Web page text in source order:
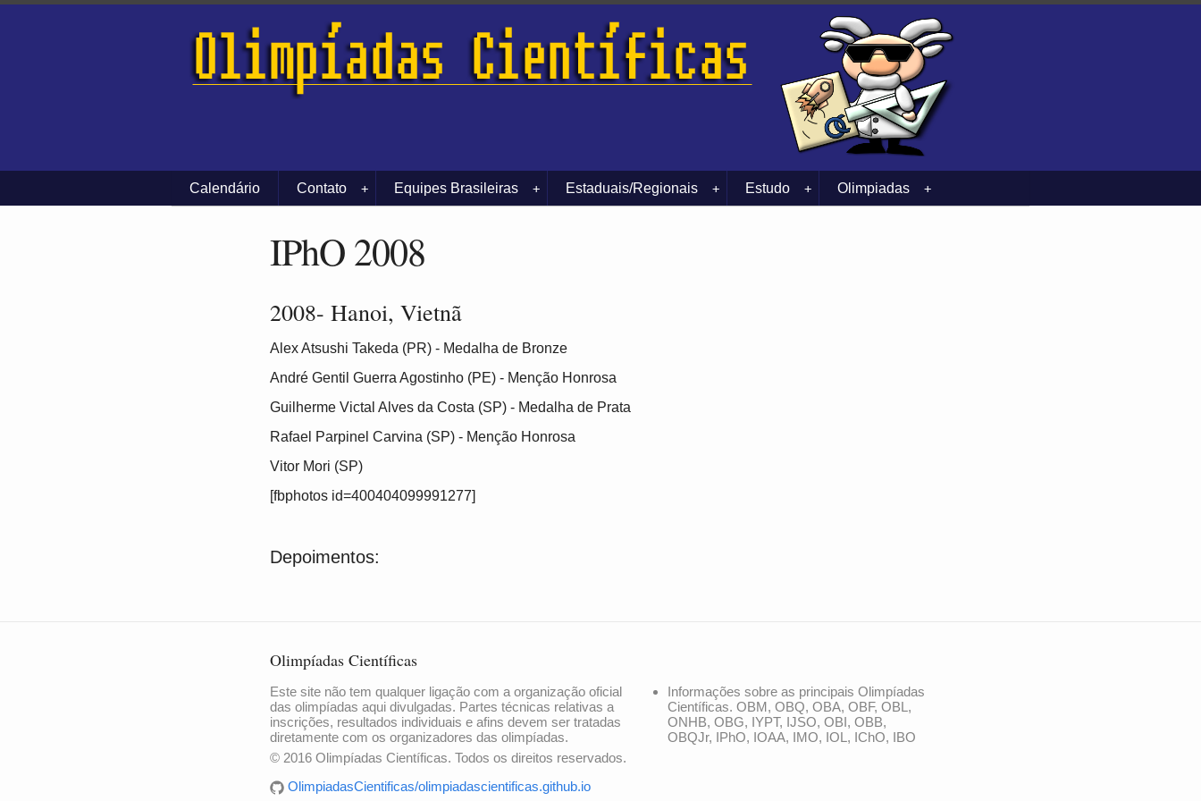
Calendário +
Contato +
Equipes Brasileiras +
Estaduais/Regionais +
Estudo +
Olimpiadas
IPhO 2008
2008- Hanoi, Vietnã
Alex Atsushi Takeda (PR) - Medalha de Bronze
André Gentil Guerra Agostinho (PE) - Menção Honrosa
Guilherme Victal Alves da Costa (SP) - Medalha de Prata
Rafael Parpinel Carvina (SP) - Menção Honrosa
Vitor Mori (SP)
[fbphotos id=400404099991277]
Depoimentos:
Olimpíadas Científicas
Este site não tem qualquer ligação com a organização oficial
das olimpíadas aqui divulgadas. Partes técnicas relativas a
inscrições, resultados individuais e afins devem ser tratadas
diretamente com os organizadores das olimpíadas.
© 2016 Olimpíadas Científicas. Todos os direitos reservados.
OlimpiadasCientificas/olimpiadascientificas.github.io
Informações sobre as principais Olimpíadas
Científicas. OBM, OBQ, OBA, OBF, OBL,
ONHB, OBG, IYPT, IJSO, OBI, OBB,
OBQJr, IPhO, IOAA, IMO, IOL, IChO, IBO